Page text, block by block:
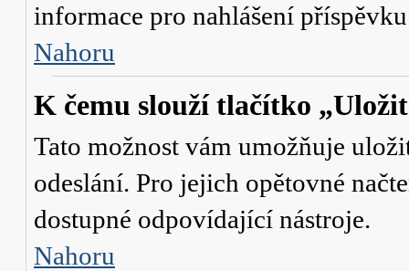
informace pro nahlášení
Nahoru
K čemu slouží tlačítko
Tato možnost vám umožňuje
odeslání. Pro jejich opětovné
dostupné odpovídající nástroje.
Nahoru